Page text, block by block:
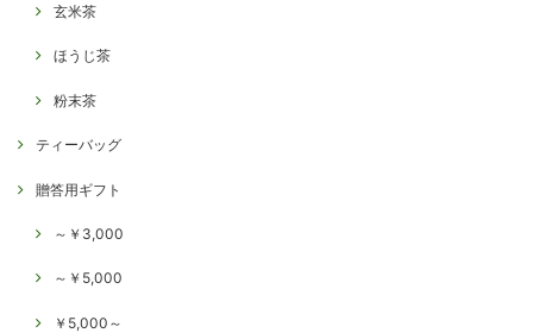
玄米茶
ほうじ茶
粉末茶
ティーバッグ
贈答用ギフト
～￥3,000
～￥5,000
￥5,000～